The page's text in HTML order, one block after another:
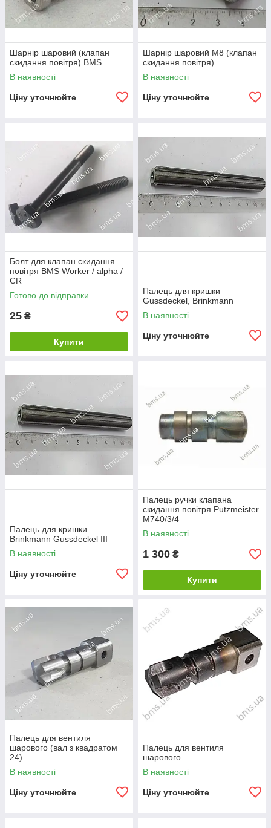
Шарнір шаровий (клапан
скидання повітря) BMS
В наявності
Ціну уточнюйте
Шарнір шаровий М8 (клапан
скидання повітря)
В наявності
Ціну уточнюйте
Болт для клапан скидання
повітря BMS Worker / alpha /
CR
Готово до відправки
25 ₴
Купити
Палець для кришки
Gussdeckel, Brinkmann
В наявності
Ціну уточнюйте
Палець для кришки
Brinkmann Gussdeckel ІІІ
В наявності
Ціну уточнюйте
Палець ручки клапана
скидання повітря Putzmeister
М740/3/4
В наявності
1 300 ₴
Купити
Палець для вентиля
шарового (вал з квадратом
24)
В наявності
Ціну уточнюйте
Палець для вентиля
шарового
В наявності
Ціну уточнюйте